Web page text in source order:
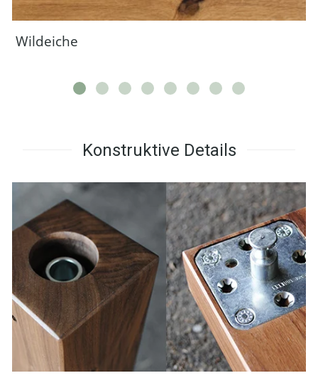
Wildeiche
Konstruktive Details